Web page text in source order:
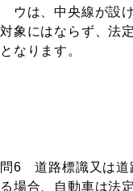
ウは、中央線が設
対象にはならず、法
となります。
問6 道路標識又は道
る場合、自動車は法